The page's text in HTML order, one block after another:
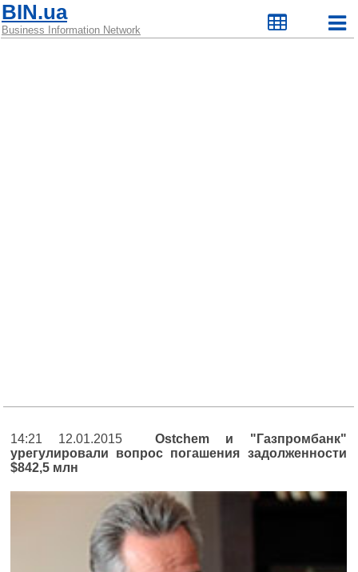
BIN.ua
Business Information Network
14:21 12.01.2015 Ostchem и "Газпромбанк"
урегулировали вопрос погашения задолженности
$842,5 млн